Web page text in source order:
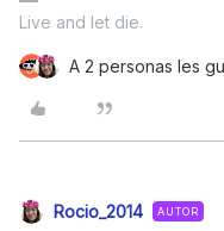
Live and let die.
A 2 personas les
Rocio_2014 AUTOR